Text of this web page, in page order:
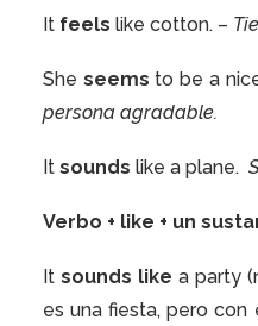
It feels like cotton. –
She seems to be a
persona agradable.
It sounds like a plane.
Verbo + like + un
It sounds like a party
es una fiesta, pero